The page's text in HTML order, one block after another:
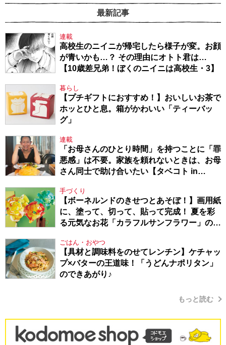
最新記事
連載
高校生のニイニが帰宅したら様子が変。お顔
が青いかも…？ その理由にオトト君は…
【10歳差兄弟！ぼくのニイニは高校生・3】
暮らし
【プチギフトにおすすめ！】おいしいお茶で
ホッとひと息。箱がかわいい「ティーバッ
グ」
連載
「お母さんのひとり時間」を持つことに「罪
悪感」は不要。家族を頼れないときは、お母
さん同士で助け合いたい【タベコト in
手づくり
【ボーネルンドのきせつとあそぼ！】画用紙
に、塗って、切って、貼って完成！ 夏を彩
る元気なお花「カラフルサンフラワー」の作
ごはん・おやつ
【具材と調味料をのせてレンチン】ケチャッ
プ×バターの王道味！「うどんナポリタン」
のできあがり♪
もっと読む